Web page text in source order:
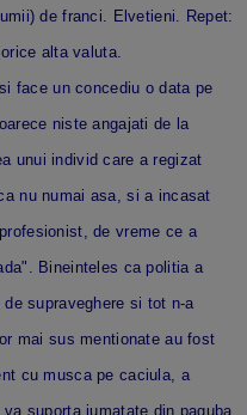
de franci. Elvetieni. Repet:
alta valuta.
face un concediu o data pe
niste angajati de la
unui individ care a regizat
nu numai asa, si a incasat
de vreme ce a
Bineinteles ca politia a
supraveghere si tot n-a
mai sus mentionate au fost
cu musca pe caciula, a
suporta jumatate din paguba